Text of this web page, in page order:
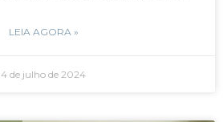
LEIA AGORA »
4 de julho de 2024